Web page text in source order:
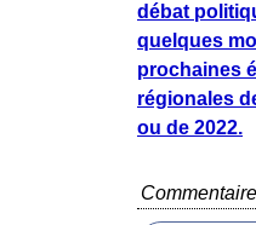
débat
quelques
prochaines
régionales
ou de 2022.